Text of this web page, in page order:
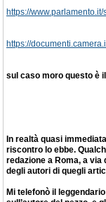
https://
https://
sul caso moro questo è
In realtà quasi
riscontro lo ebbe.
redazione a Roma, a via
degli autori di quegli
Mi telefonò il